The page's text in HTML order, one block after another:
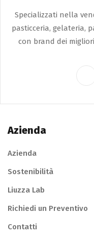
Specializzati nella
pasticceria, gelateria,
con brand dei
Azienda
Azienda
Sostenibilità
Liuzza Lab
Richiedi un Preventivo
Contatti